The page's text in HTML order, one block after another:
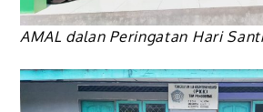
AMAL dalan Peringatan Hari